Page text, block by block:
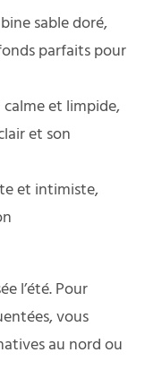
sable doré,
parfaits pour
et limpide,
et son
et intimiste,
l’été. Pour
vous
au nord ou